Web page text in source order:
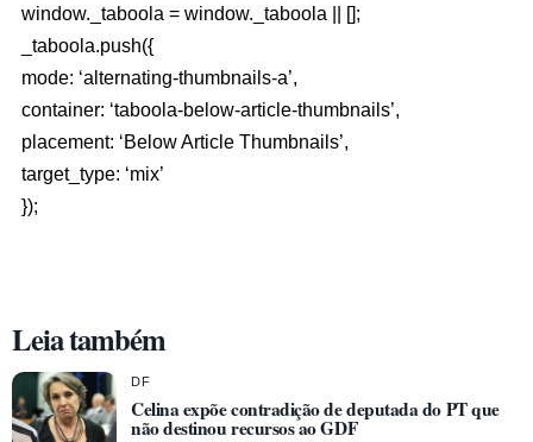
window._taboola = window._taboola || [];
_taboola.push({
mode: ‘alternating-thumbnails-a’,
container: ‘taboola-below-article-thumbnails’,
placement: ‘Below Article Thumbnails’,
target_type: ‘mix’
});
Leia também
DF
Celina expõe contradição de deputada do PT que
não destinou recursos ao GDF